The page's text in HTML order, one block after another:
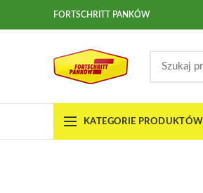
FORTSCHRITT PANKÓW
KATEGORIE PRODUKTÓW